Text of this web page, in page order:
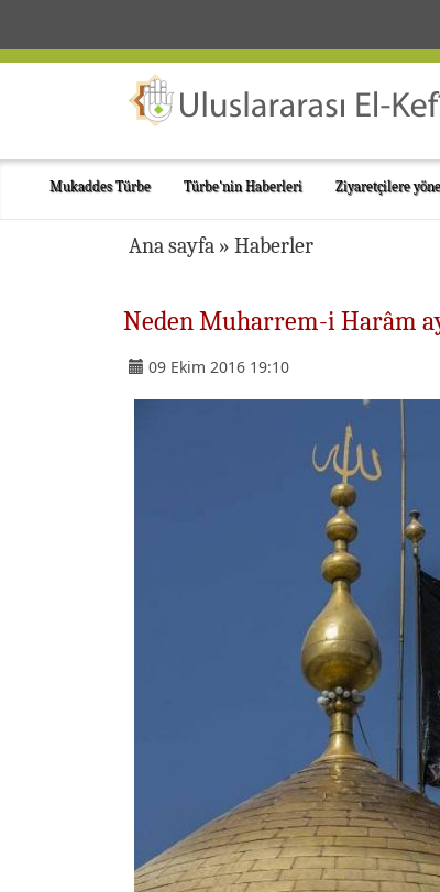
Mukaddes Türbe Türbe'nin Haberleri Ziyaretçilere
Ana sayfa » Haberler
Neden Muharrem-i Harâm
09 Ekim 2016 19:10